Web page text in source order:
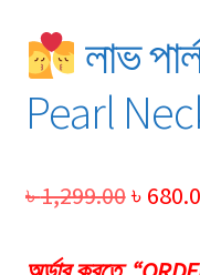
লাভ
Pearl
৳1,299.00৳